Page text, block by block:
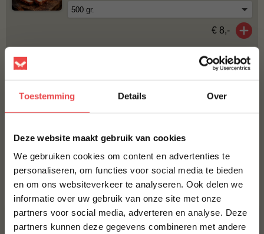
Toestemming Details Over
Deze website maakt gebruik van cookies
We gebruiken cookies om content en advertenties te
personaliseren, om functies voor social media te bieden
en om ons websiteverkeer te analyseren. Ook delen we
informatie over uw gebruik van onze site met onze
partners voor social media, adverteren en analyse. Deze
partners kunnen deze gegevens combineren met andere
€ 8,-
€ 6,25
Bestel alles
10% korting op je
eerste bestelling*
Schrijf je in voor onze nieuwsbrief en ontvang direct
10% korting op jouw eerste bestelling.